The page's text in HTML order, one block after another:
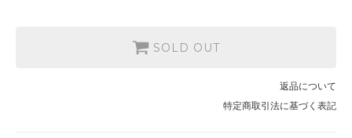
SOLD OUT
返品について
特定商取引法に基づく表記